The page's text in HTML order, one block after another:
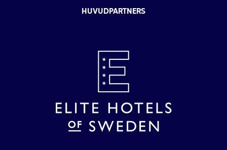
HUVUDPARTNERS